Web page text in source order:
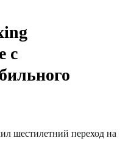
с
шестилетний переход на